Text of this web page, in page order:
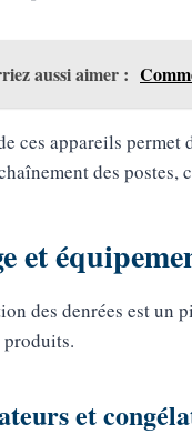
aussi aimer :
ces appareils
des
et
des denrées est un
produits.
et